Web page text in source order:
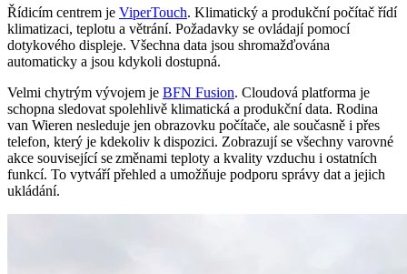
Řídicím centrem je ViperTouch. Klimatický a produkční počítač řídí
klimatizaci, teplotu a větrání. Požadavky se ovládají pomocí
dotykového displeje. Všechna data jsou shromažďována
automaticky a jsou kdykoli dostupná.
Velmi chytrým vývojem je BFN Fusion. Cloudová platforma je
schopna sledovat spolehlivě klimatická a produkční data. Rodina
van Wieren nesleduje jen obrazovku počítače, ale současně i přes
telefon, který je kdekoliv k dispozici. Zobrazují se všechny varovné
akce související se změnami teploty a kvality vzduchu i ostatních
funkcí. To vytváří přehled a umožňuje podporu správy dat a jejich
ukládání.